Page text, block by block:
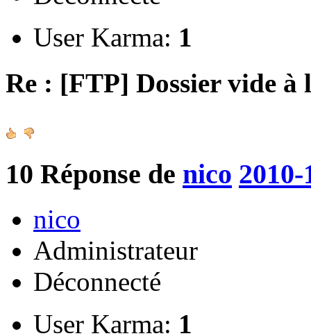
User Karma: 1
Re : [FTP] Dossier vide à
10 Réponse de nico
nico
Administrateur
Déconnecté
User Karma: 1